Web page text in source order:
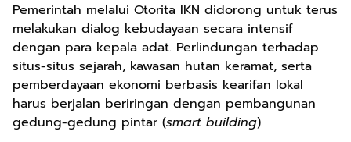
Pemerintah melalui Otorita IKN didorong untuk terus
melakukan dialog kebudayaan secara intensif
dengan para kepala adat. Perlindungan terhadap
situs-situs sejarah, kawasan hutan keramat, serta
pemberdayaan ekonomi berbasis kearifan lokal
harus berjalan beriringan dengan pembangunan
gedung-gedung pintar (smart building).